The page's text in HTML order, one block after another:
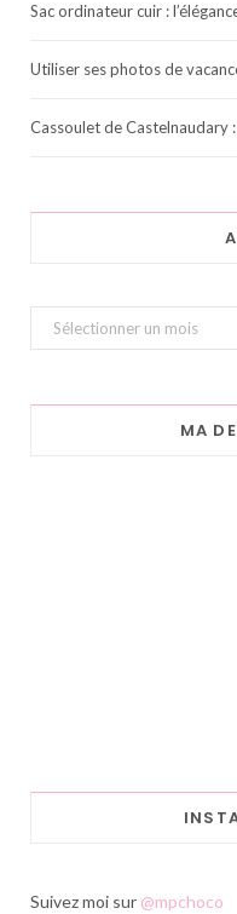
Sac ordinateur cuir :
Utiliser ses photos de
Cassoulet de Castelnaudary
Archives
MA
Suivez moi sur @mpchoco